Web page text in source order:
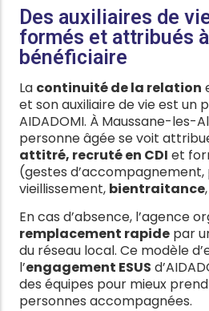
Des auxiliaires de
formés et attribués
bénéficiaire
La continuité de la relation
et son auxiliaire de vie est un
AIDADOMI. À Maussane-les-
personne âgée se voit
attitré, recruté en CDI et
(gestes d’accompagnement,
vieillissement, bientraitance
En cas d’absence, l’agence
remplacement rapide par
du réseau local. Ce modèle
l’engagement ESUS
des équipes pour mieux
personnes accompagnées.